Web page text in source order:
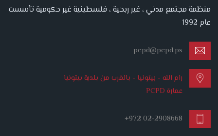
منظمة مجتمع مدني ، غير ربحية ، فلسطينية غير حكومية تأسست
عام 1992
pcpd@pcpd.ps
رام الله - بيتونيا - بالقرب من بلدية بيتونيا
عمارة PCPD
+972 02-2908668